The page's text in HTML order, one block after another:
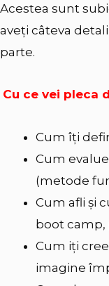
Acestea sunt
aveți câteva
parte.
Cu ce vei pleca
Cum îți
Cum
(metode
Cum afli și
boot camp,
Cum iți
imagine